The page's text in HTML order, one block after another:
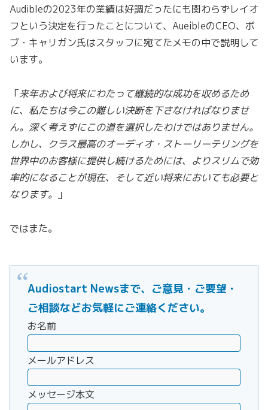
Audibleの2023年の業績は好調だったにも関わらずレイオ
フという決定を行ったことについて、AueibleのCEO、ボ
ブ・キャリガン氏はスタッフに宛てたメモの中で説明して
います。
「来年および将来にわたって継続的な成功を収めるため
に、私たちは今この難しい決断を下さなければなりませ
ん。深く考えずにこの道を選択したわけではありません。
しかし、クラス最高のオーディオ・ストーリーテリングを
世界中のお客様に提供し続けるためには、よりスリムで効
率的になることが現在、そして近い将来においても必要と
なります。
」
ではまた。
Audiostart Newsまで、ご意見・ご要望・
ご相談などお気軽にご連絡ください。
お名前
メールアドレス
メッセージ本文